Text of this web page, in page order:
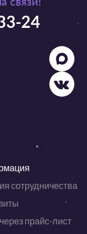
24
сотрудничества
прайс-лист